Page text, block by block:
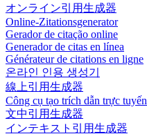
オンライン引用生成器
Online-Zitationsgenerator
Gerador de citação online
Generador de citas en línea
Générateur de citations en ligne
온라인 인용 생성기
線上引用生成器
Công cụ tạo trích dẫn trực tuyến
文中引用生成器
インテキスト引用生成器